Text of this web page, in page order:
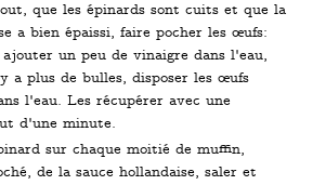
que les épinards sont cuits et que la
a bien épaissi, faire pocher les œufs:
un peu de vinaigre dans l'eau,
a plus de bulles, disposer les œufs
l'eau. Les récupérer avec une
d'une minute.
sur chaque moitié de muffin,
de la sauce hollandaise, saler et